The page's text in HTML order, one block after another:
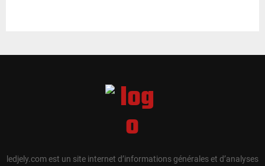
ledjely.com est un site internet d’informations générales et d’analyses